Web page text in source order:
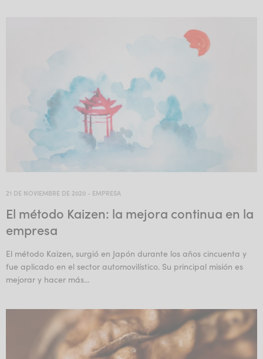
21 DE NOVIEMBRE DE 2020 - EMPRESA
El método Kaizen: la mejora continua en la
empresa
El método Kaizen, surgió en Japón durante los años cincuenta y
fue aplicado en el sector automovilístico. Su principal misión es
mejorar y hacer más…